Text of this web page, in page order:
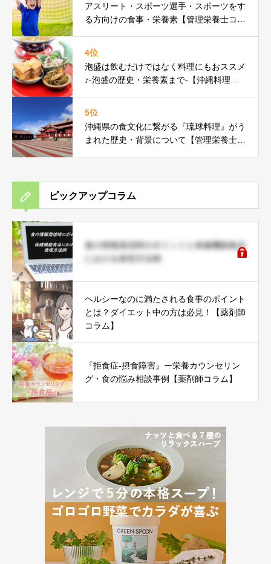
アスリート・スポーツ選手・スポーツをす
る方向けの食事・栄養素【管理栄養士コラ
4位
泡盛は飲むだけではなく料理にもおススメ
♪-泡盛の歴史・栄養素まで-【沖縄料理研
5位
沖縄県の食文化に繋がる『琉球料理』がう
まれた歴史・背景について【管理栄養士コ
ピックアップコラム
食の情報発信時のポイントと保健機能食品
における表現方法例
ヘルシーなのに満たされる食事のポイント
とは？ダイエット中の方は必見！【薬剤師
コラム】
『拒食症-摂食障害』ー栄養カウンセリン
グ・食の悩み相談事例【薬剤師コラム】